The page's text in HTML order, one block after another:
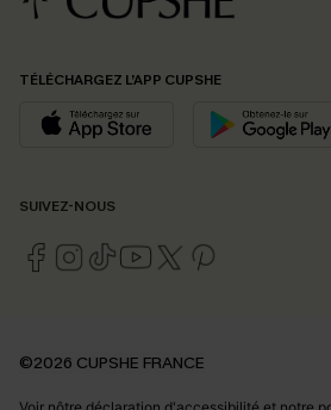
TÉLÉCHARGEZ L’APP CUPSHE
SUIVEZ-NOUS
©2026 CUPSHE FRANCE
PROFITEZ DE
-15% dès 2 Achetés
En soumettant votre adresse e-mail, vous
marketing (y compris du contenu généré par
personnaliser nos contenus et nos offres, et